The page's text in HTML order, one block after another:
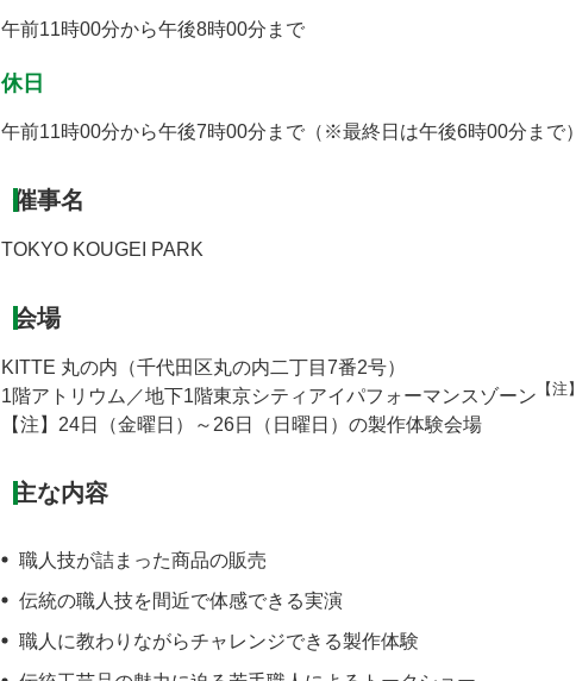
午前11時00分から午後8時00分まで
休日
午前11時00分から午後7時00分まで（※最終日は午後6時00分まで）
催事名
TOKYO KOUGEI PARK
会場
KITTE 丸の内（千代田区丸の内二丁目7番2号）
1階アトリウム／地下1階東京シティアイパフォーマンスゾーン 【注】
【注】24日（金曜日）～26日（日曜日）の製作体験会場
主な内容
職人技が詰まった商品の販売
伝統の職人技を間近で体感できる実演
職人に教わりながらチャレンジできる製作体験